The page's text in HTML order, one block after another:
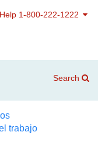
1-800-222-1222
Search
trabajo